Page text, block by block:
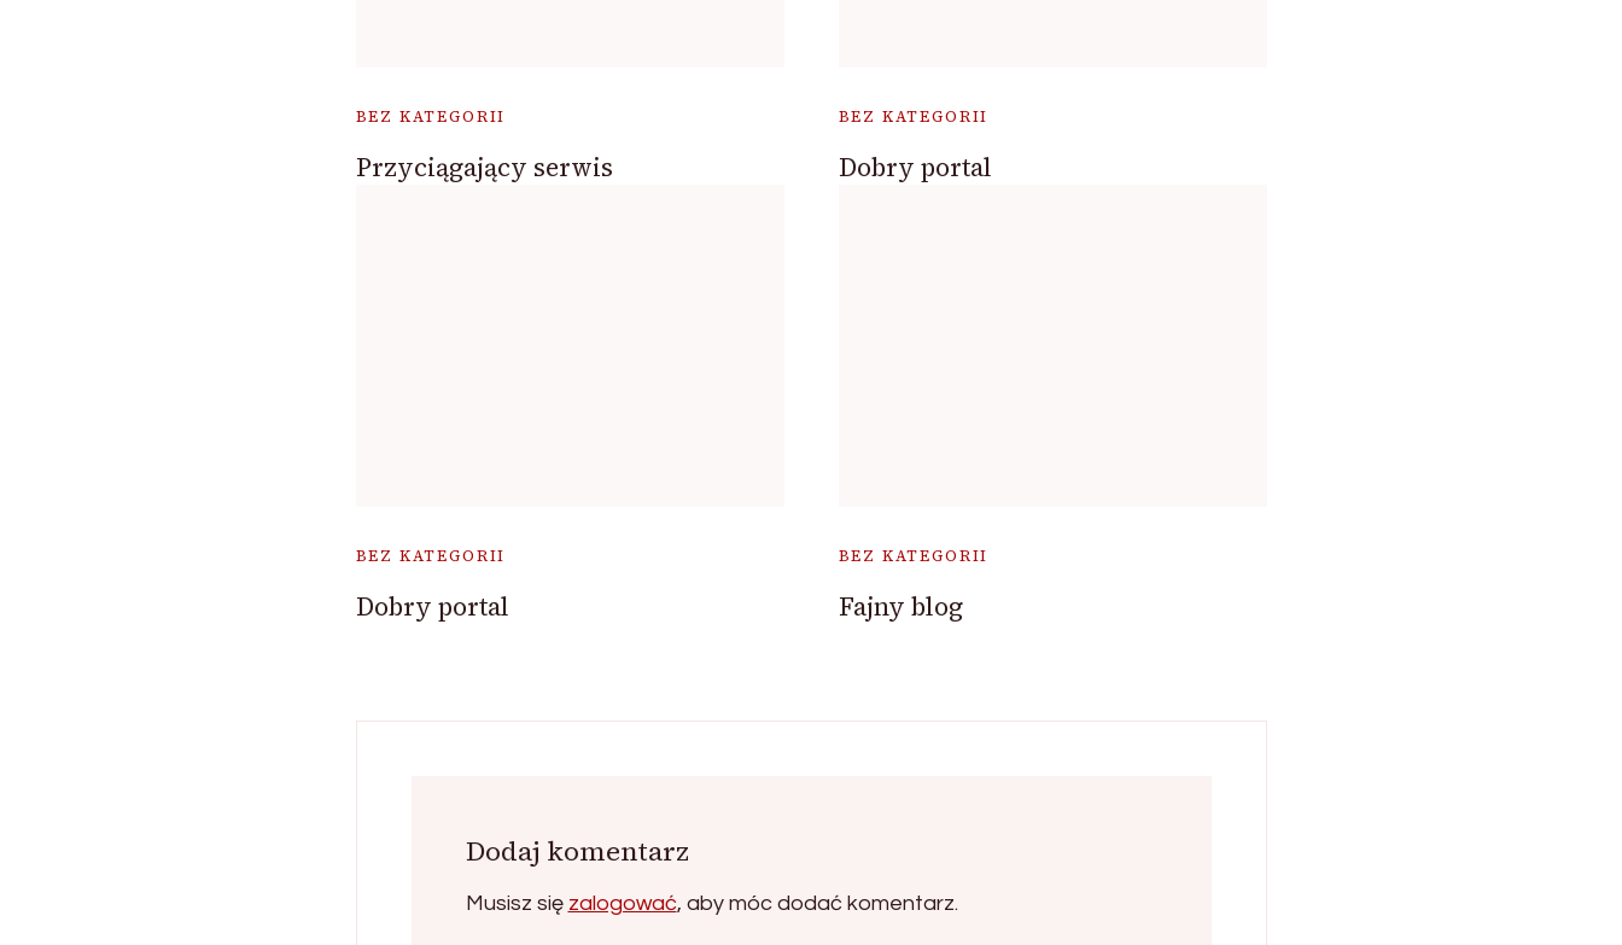
BEZ KATEGORII
Przyciągający serwis
BEZ KATEGORII
Dobry portal
BEZ KATEGORII
Dobry portal
BEZ KATEGORII
Fajny blog
Dodaj komentarz
Musisz się zalogować, aby móc dodać komentarz.